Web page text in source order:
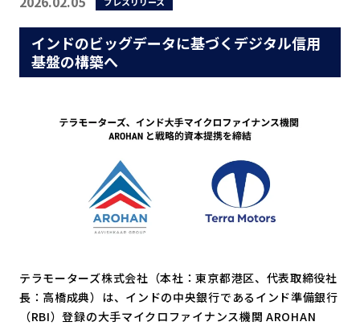
インドのビッグデータに基づくデジタル信用
基盤の構築へ
テラモーターズ株式会社（本社：東京都港区、代表取締役社
長：高橋成典）は、インドの中央銀行であるインド準備銀行
（RBI）登録の大手マイクロファイナンス機関 AROHAN